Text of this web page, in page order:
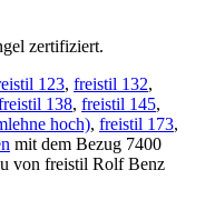
zertifiziert.
123, freistil 132,
138, freistil 145,
hoch), freistil 173,
mit dem Bezug 7400
von freistil Rolf Benz